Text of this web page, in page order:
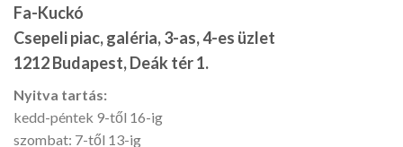
Fa-Kuckó
Csepeli piac, galéria, 3-as, 4-es üzlet
1212 Budapest, Deák tér 1.
Nyitva tartás:
kedd-péntek 9-től 16-ig
szombat: 7-től 13-ig